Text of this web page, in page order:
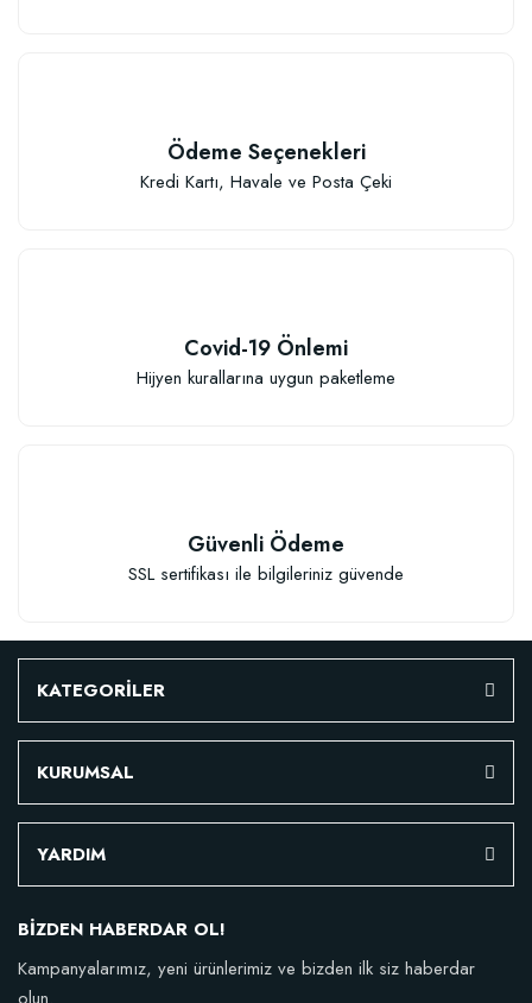
600,37 TL
Doğal Akıllı Organik Solucan Gübresi (5 kg)
46,95 TL
Ödeme Seçenekleri
Kredi Kartı, Havale ve Posta Çeki
Covid-19 Önlemi
Hijyen kurallarına uygun paketleme
Güvenli Ödeme
SSL sertifikası ile bilgileriniz güvende
KATEGORİLER
KURUMSAL
YARDIM
BİZDEN HABERDAR OL!
Kampanyalarımız, yeni ürünlerimiz ve bizden ilk siz haberdar